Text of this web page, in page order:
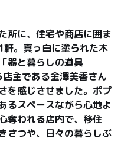
所に、住宅や商店に囲ま
。真っ白に塗られた木
器と暮らしの道具
主である金澤美香さん
を感じさせました。ポプ
るスペースながら心地よ
奪われる店内で、移住
さつや、日々の暮らしぶ